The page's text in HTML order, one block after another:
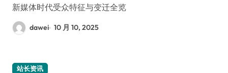
新媒体时代受众特征与变迁全览
dawei 10 月 10, 2025
站长资讯